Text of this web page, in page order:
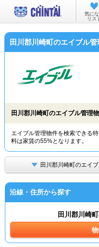
お
気に
リス
田川郡川崎町のエイブル
田川郡川崎町のエイブル管理
エイブル管理物件を検索できる
料は家賃の55%となります。
田川郡川崎町のエイ
沿線・住所から探す
田川郡川崎